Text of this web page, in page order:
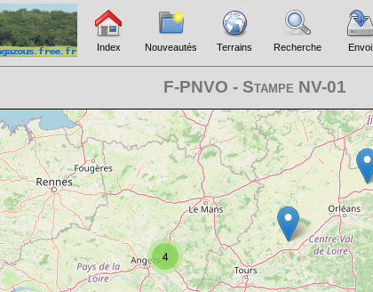
Index Nouveautés Terrains Recherche Envoi
F-PNVO - Stampe NV-01
4